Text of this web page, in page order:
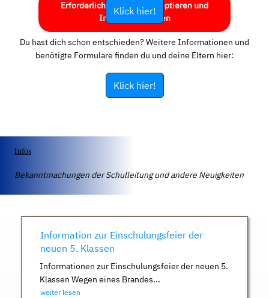
Erforderlichen Service akzeptieren und
Inhalte entsperren
Klick hier!
Du hast dich schon entschieden? Weitere Informationen und
benötigte Formulare finden du und deine Eltern hier:
Klick hier!
Infos
Bekanntmachungen der Schulleitung und andere Neuigkeiten
Information zur Einschulungsfeier der
neuen 5. Klassen
Informationen zur Einschulungsfeier der neuen 5.
Klassen Wegen eines Brandes...
weiter lesen